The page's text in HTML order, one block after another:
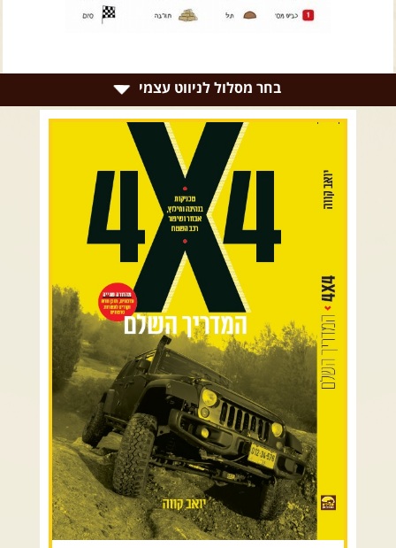
צרו קשר עם שבילים
בחר מסלול לניווט עצמי
רמת הגולן וגליל עליון
כרמל ורמות מנשה
בקעת הירדן והשומרון
השרון ומישור החוף
הרי ירושלים והשפלה
מדבר יהודה וים המלח
צפון ומערב הנגב
הר הנגב והערבה
רכב שטח רך רכב שטח קשוח